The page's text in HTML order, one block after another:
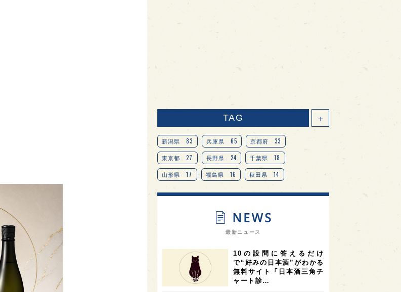
TAG ＋
新潟県 83 兵庫県 65 京都府 33
東京都 27 長野県 24 千葉県 18
山形県 17 福島県 16 秋田県 14
愛知県 14 宮城県 14 岐阜県 13
オピニオンリーダーの視点 9
奈良県 滋賀県 7 和歌山県 6
富山県 6 フランス 6 高知県 5 島根県 5
最新ニュース
10の設問に答えるだけ
で“好みの日本酒”がわかる
無料サイト「日本酒三角チ
ャート診…